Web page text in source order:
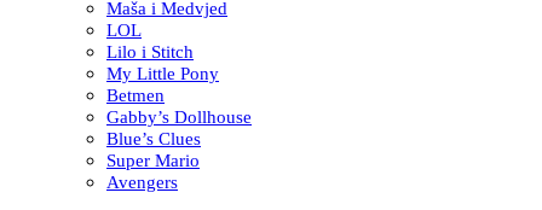
Maša i Medvjed
LOL
Lilo i Stitch
My Little Pony
Betmen
Gabby’s Dollhouse
Blue’s Clues
Super Mario
Avengers